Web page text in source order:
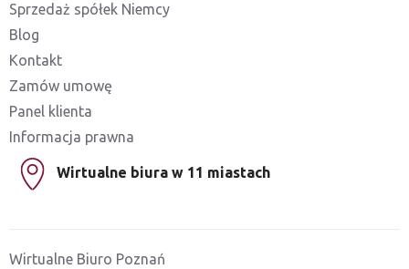
Sprzedaż spółek Niemcy
Blog
Kontakt
Zamów umowę
Panel klienta
Informacja prawna
Wirtualne biura w 11 miastach
Wirtualne Biuro Poznań